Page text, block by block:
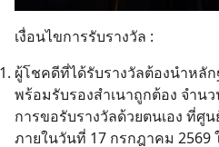
เงื่อนไขการรับรางวัล :
ผู้โชคดีที่ได้รับรางวัลต้องนำหลั
พร้อมรับรองสำเนาถูกต้อง จำน
การขอรับรางวัลด้วยตนเอง ที่ศู
ภายในวันที่ 17 กรกฎาคม 2569